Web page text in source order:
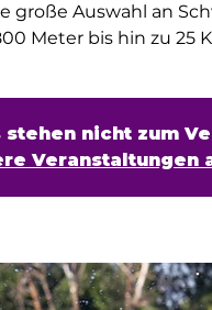
große Auswahl an
Meter bis hin zu 25
nicht zum
Veranstaltungen